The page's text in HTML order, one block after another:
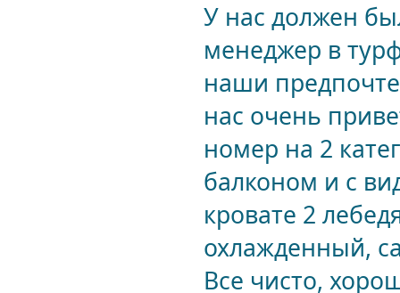
У нас должен
менеджер в
наши
нас очень
номер на 2
балконом и с
кровате 2
охлажденный,
Все чисто,